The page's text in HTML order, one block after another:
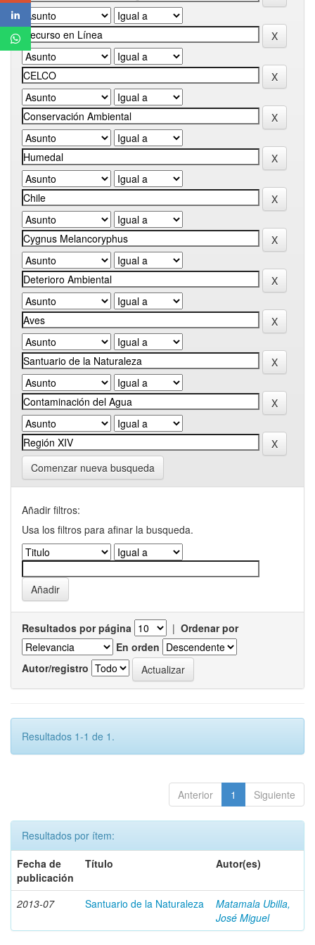
Comenzar nueva busqueda
Añadir filtros:
Usa los filtros para afinar la busqueda.
Resultados por página | Ordenar por
En orden
Autor/registro
Resultados 1-1 de 1.
Anterior 1 Siguiente
Resultados por ítem:
Fecha de
publicación
Título Autor(es)
2013-07 Santuario de la Naturaleza
Matamala Ubilla,
José Miguel